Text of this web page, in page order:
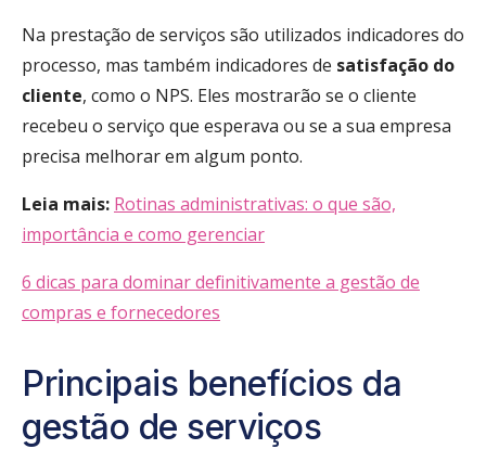
Na prestação de serviços são utilizados indicadores do
processo, mas também indicadores de satisfação do
cliente, como o NPS. Eles mostrarão se o cliente
recebeu o serviço que esperava ou se a sua empresa
precisa melhorar em algum ponto.
Leia mais: Rotinas administrativas: o que são,
importância e como gerenciar
6 dicas para dominar definitivamente a gestão de
compras e fornecedores
Principais benefícios da
gestão de serviços